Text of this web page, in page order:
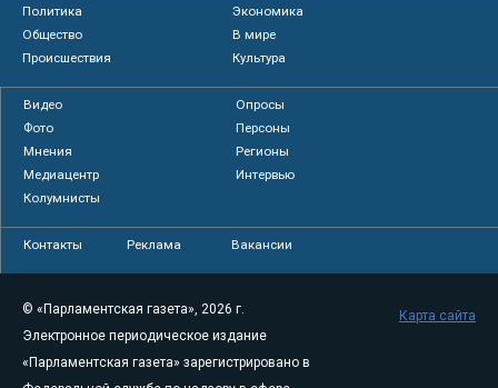
Политика
Экономика
Общество
В мире
Происшествия
Культура
Видео
Опросы
Фото
Персоны
Мнения
Регионы
Медиацентр
Интервью
Колумнисты
Контакты Реклама Вакансии
© «Парламентская газета», 2026 г.
Электронное периодическое издание
«Парламентская газета» зарегистрировано в
Карта сайта